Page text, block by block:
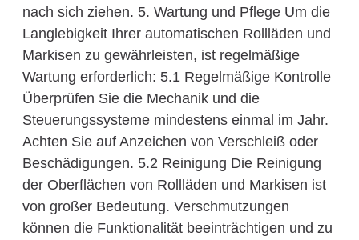
nach sich ziehen. 5. Wartung und Pflege Um die
Langlebigkeit Ihrer automatischen Rollläden und
Markisen zu gewährleisten, ist regelmäßige
Wartung erforderlich: 5.1 Regelmäßige Kontrolle
Überprüfen Sie die Mechanik und die
Steuerungssysteme mindestens einmal im Jahr.
Achten Sie auf Anzeichen von Verschleiß oder
Beschädigungen. 5.2 Reinigung Die Reinigung
der Oberflächen von Rollläden und Markisen ist
von großer Bedeutung. Verschmutzungen
können die Funktionalität beeinträchtigen und zu